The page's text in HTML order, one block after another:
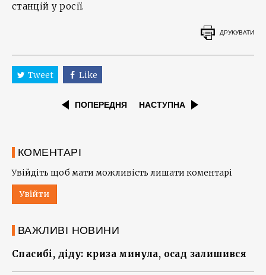
станцій у росії.
ДРУКУВАТИ
Tweet Like
ПОПЕРЕДНЯ НАСТУПНА
КОМЕНТАРІ
Увійдіть щоб мати можливість лишати коментарі
Увійти
ВАЖЛИВІ НОВИНИ
Спасибі, діду: криза минула, осад залишився